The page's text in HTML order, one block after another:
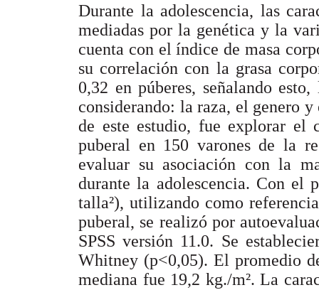
Durante la adolescencia, las
mediadas por la genética y la
cuenta con el índice de masa
su correlación con la grasa
0,32 en púberes, señalando
considerando: la raza, el genero
de este estudio, fue explorar el
puberal en 150 varones de la
evaluar su asociación con la
durante la adolescencia. Con el
talla²), utilizando como
puberal, se realizó por
SPSS versión 11.0. Se
Whitney (p<0,05). El promedio
mediana fue 19,2 kg./m². La